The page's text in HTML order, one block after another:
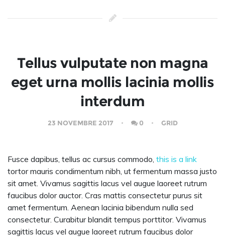
Tellus vulputate non magna
eget urna mollis lacinia mollis
interdum
23 NOVEMBRE 2017 0 GRID
Fusce dapibus, tellus ac cursus commodo, this is a link
tortor mauris condimentum nibh, ut fermentum massa justo
sit amet. Vivamus sagittis lacus vel augue laoreet rutrum
faucibus dolor auctor. Cras mattis consectetur purus sit
amet fermentum. Aenean lacinia bibendum nulla sed
consectetur. Curabitur blandit tempus porttitor. Vivamus
sagittis lacus vel augue laoreet rutrum faucibus dolor